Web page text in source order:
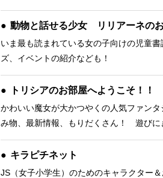
動物と話せる少女 リリアーネの
いま最も読まれている女の子向けの児童
ズ、イベントの紹介なども！
トリシアのお部屋へようこそ！！
かわいい魔女が大かつやくの人気ファン
み物、最新情報、もりだくさん！ 遊び
キラピチネット
JS（女子小学生）のためのキャラクター